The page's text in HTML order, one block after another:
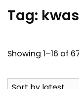
Tag:
Showing 1–16 of